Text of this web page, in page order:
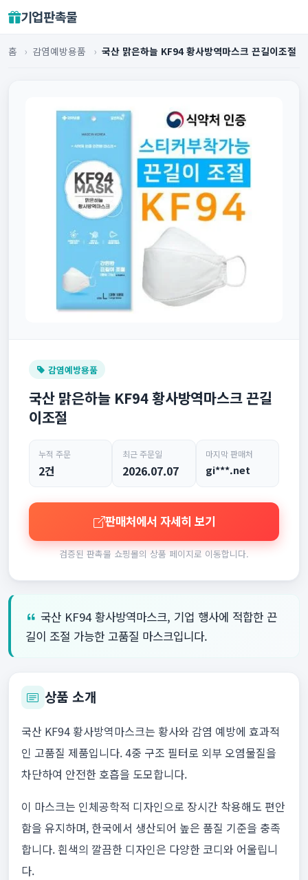
기업판촉물
홈 › 감염예방용품 › 국산 맑은하늘 KF94 황사방역마스크 끈길이조절
감염예방용품
국산 맑은하늘 KF94 황사방역마스크 끈길
이조절
누적 주문
2건
최근 주문일
2026.07.07
마지막 판매처
gi***.net
판매처에서 자세히 보기
검증된 판촉물 쇼핑몰의 상품 페이지로 이동합니다.
국산 KF94 황사방역마스크, 기업 행사에 적합한 끈
길이 조절 가능한 고품질 마스크입니다.
상품 소개
국산 KF94 황사방역마스크는 황사와 감염 예방에 효과적
인 고품질 제품입니다. 4중 구조 필터로 외부 오염물질을
차단하여 안전한 호흡을 도모합니다.
이 마스크는 인체공학적 디자인으로 장시간 착용해도 편안
함을 유지하며, 한국에서 생산되어 높은 품질 기준을 충족
합니다. 흰색의 깔끔한 디자인은 다양한 코디와 어울립니
다.